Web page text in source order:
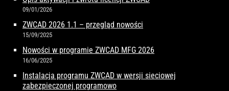
09/01/2026
ZWCAD 2026 1.1 – przegląd nowości
15/09/2025
Nowości w programie ZWCAD MFG 2026
16/06/2025
Instalacja programu ZWCAD w wersji sieciowej
zabezpieczonej programowo